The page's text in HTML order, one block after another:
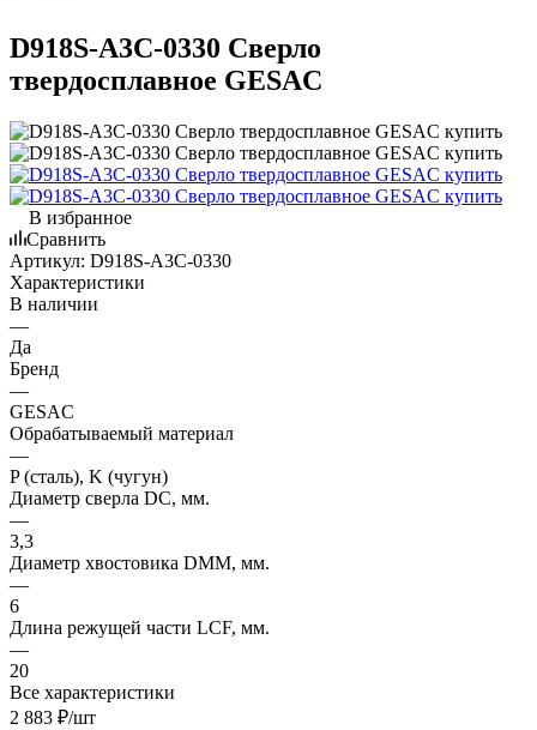
D918S-A3C-0330 Сверло
твердосплавное GESAC
В избранное
Сравнить
Артикул: D918S-A3C-0330
Характеристики
В наличии
—
Да
Бренд
—
GESAC
Обрабатываемый материал
—
P (сталь), K (чугун)
Диаметр сверла DC, мм.
—
3,3
Диаметр хвостовика DMM, мм.
—
6
Длина режущей части LСF, мм.
—
20
Все характеристики
2 883 ₽/шт